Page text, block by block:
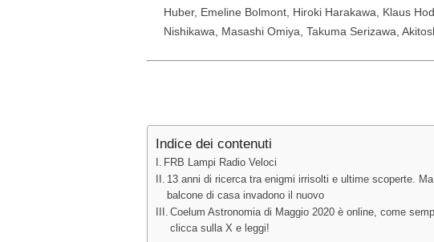
Huber, Emeline Bolmont, Hiroki Harakawa, Klaus
Nishikawa, Masashi Omiya, Takuma Serizawa,
Indice dei contenuti
FRB Lampi Radio Veloci
13 anni di ricerca tra enigmi irrisolti e ultime scoperte.
balcone di casa invadono il nuovo
Coelum Astronomia di Maggio 2020 è online, come
clicca sulla X e leggi!